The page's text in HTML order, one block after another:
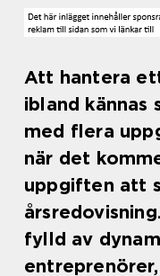
Att hantera
ibland kännas
med flera
när det
uppgiften att
fylld av